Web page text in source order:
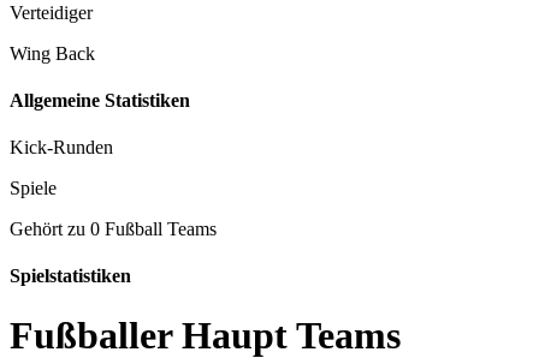
Verteidiger
Wing Back
Allgemeine Statistiken
Kick-Runden
Spiele
Gehört zu 0 Fußball Teams
Spielstatistiken
Fußballer Haupt Teams